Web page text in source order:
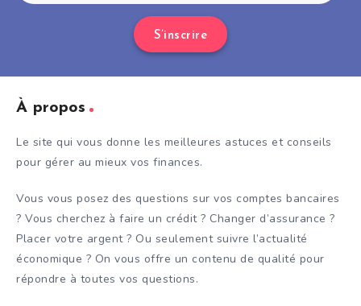
S’inscrire
À propos
Le site qui vous donne les meilleures astuces et conseils
pour gérer au mieux vos finances.
Vous vous posez des questions sur vos comptes bancaires
? Vous cherchez à faire un crédit ? Changer d’assurance ?
Placer votre argent ? Ou seulement suivre l’actualité
économique ? On vous offre un contenu de qualité pour
répondre à toutes vos questions.